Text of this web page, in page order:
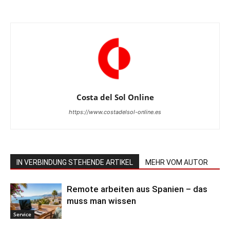
Costa del Sol Online
https://www.costadelsol-online.es
IN VERBINDUNG STEHENDE ARTIKEL MEHR VOM AUTOR
Service
Remote arbeiten aus Spanien – das
muss man wissen